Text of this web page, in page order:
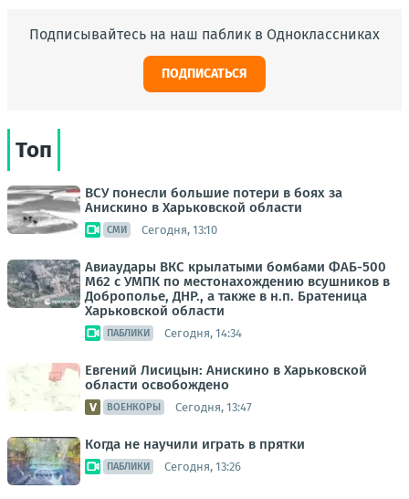
Подписывайтесь на наш паблик в Одноклассниках
ПОДПИСАТЬСЯ
Топ
ВСУ понесли большие потери в боях за
Анискино в Харьковской области
СМИ Сегодня, 13:10
Авиаудары ВКС крылатыми бомбами ФАБ-500
М62 с УМПК по местонахождению всушников в
Доброполье, ДНР., а также в н.п. Братеница
Харьковской области
ПАБЛИКИ Сегодня, 14:34
Евгений Лисицын: Анискино в Харьковской
области освобождено
ВОЕНКОРЫ Сегодня, 13:47
Когда не научили играть в прятки
ПАБЛИКИ Сегодня, 13:26